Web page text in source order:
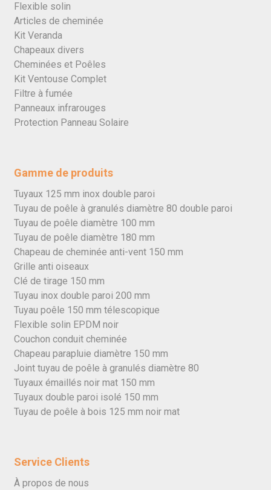
Flexible solin
Articles de cheminée
Kit Veranda
Chapeaux divers
Cheminées et Poêles
Kit Ventouse Complet
Filtre à fumée
Panneaux infrarouges
Protection Panneau Solaire
Gamme de produits
Tuyaux 125 mm inox double paroi
Tuyau de poêle à granulés diamètre 80 double paroi
Tuyau de poêle diamètre 100 mm
Tuyau de poêle diamètre 180 mm
Chapeau de cheminée anti-vent 150 mm
Grille anti oiseaux
Clé de tirage 150 mm
Tuyau inox double paroi 200 mm
Tuyau poêle 150 mm télescopique
Flexible solin EPDM noir
Couchon conduit cheminée
Chapeau parapluie diamètre 150 mm
Joint tuyau de poêle à granulés diamètre 80
Tuyaux émaillés noir mat 150 mm
Tuyaux double paroi isolé 150 mm
Tuyau de poêle à bois 125 mm noir mat
Service Clients
À propos de nous